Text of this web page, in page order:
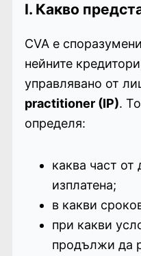
I. Какво
CVA е
нейните
управлявано от
practitioner (IP).
определя:
каква част
изплатена;
в какви
при какви
продължи да